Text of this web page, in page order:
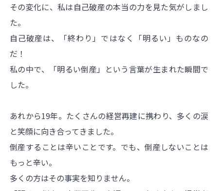
その変化に、私は自己破産の本当の力を見た気がしまし
た。
自己破産は、「終わり」ではなく「明るい」ものなの
だ！
私の中で、「明るい倒産」という言葉が生まれた瞬間で
した。
あれから19年。たくさんの経営再建に携わり、多くの涙
と笑顔に向き合ってきました。
倒産することは辛いことです。でも、倒産しないことは
もっと辛い。
多くの方はその事実を知りません。